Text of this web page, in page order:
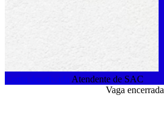
Conta desativada Atendente de SAC
Vaga encerrada